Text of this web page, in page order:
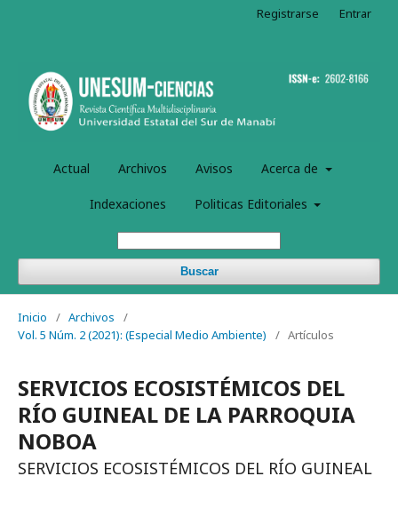
Actual Archivos Avisos Acerca de
Indexaciones Politicas Editoriales
Buscar
Registrarse Entrar
Inicio / Archivos
/
Vol. 5 Núm. 2 (2021): (Especial Medio Ambiente)
/ Artículos
SERVICIOS ECOSISTÉMICOS DEL
RÍO GUINEAL DE LA PARROQUIA
NOBOA
SERVICIOS ECOSISTÉMICOS DEL RÍO GUINEAL